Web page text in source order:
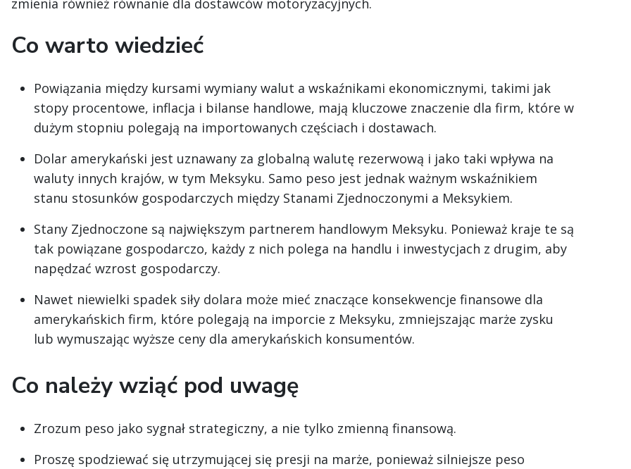
Co warto wiedzieć
Powiązania między kursami wymiany walut a wskaźnikami ekonomicznymi, takimi jak
stopy procentowe, inflacja i bilanse handlowe, mają kluczowe znaczenie dla firm, które w
dużym stopniu polegają na importowanych częściach i dostawach.
Dolar amerykański jest uznawany za globalną walutę rezerwową i jako taki wpływa na
waluty innych krajów, w tym Meksyku. Samo peso jest jednak ważnym wskaźnikiem
stanu stosunków gospodarczych między Stanami Zjednoczonymi a Meksykiem.
Stany Zjednoczone są największym partnerem handlowym Meksyku. Ponieważ kraje te są
tak powiązane gospodarczo, każdy z nich polega na handlu i inwestycjach z drugim, aby
napędzać wzrost gospodarczy.
Nawet niewielki spadek siły dolara może mieć znaczące konsekwencje finansowe dla
amerykańskich firm, które polegają na imporcie z Meksyku, zmniejszając marże zysku
lub wymuszając wyższe ceny dla amerykańskich konsumentów.
Co należy wziąć pod uwagę
Zrozum peso jako sygnał strategiczny, a nie tylko zmienną finansową.
Proszę spodziewać się utrzymującej się presji na marże, ponieważ silniejsze peso